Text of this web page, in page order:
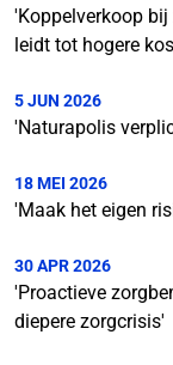
'Koppelverkoop bij
leidt tot hogere
5 JUN 2026
'Naturapolis
18 MEI 2026
'Maak het eigen
30 APR 2026
'Proactieve
diepere zorgcrisis'